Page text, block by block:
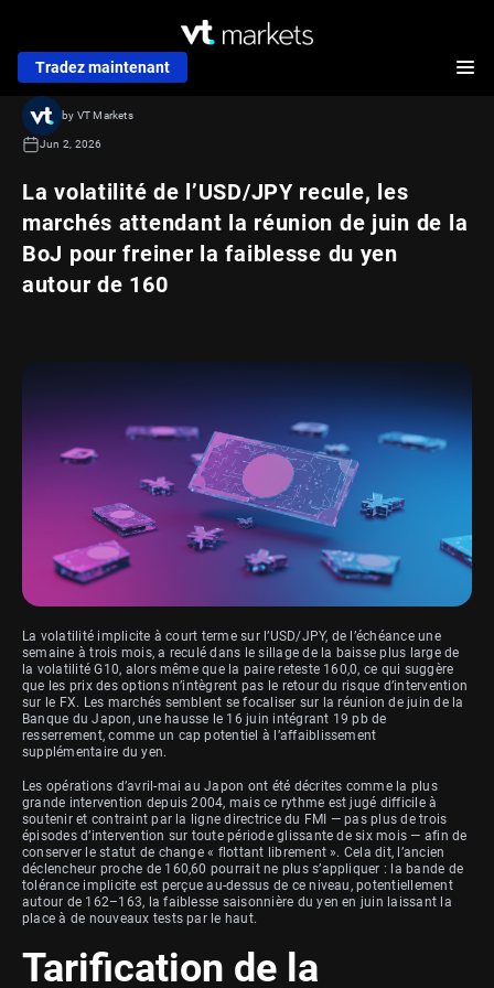
Tradez maintenant
La volatilité de l’USD/JPY recule, les
marchés attendant la réunion de juin de la
BoJ pour freiner la faiblesse du yen
autour de 160
by VT Markets
Jun 2, 2026
La volatilité implicite à court terme sur l’USD/JPY, de l’échéance une
semaine à trois mois, a reculé dans le sillage de la baisse plus large de
la volatilité G10, alors même que la paire reteste 160,0, ce qui suggère
que les prix des options n’intègrent pas le retour du risque d’intervention
sur le FX. Les marchés semblent se focaliser sur la réunion de juin de la
Banque du Japon, une hausse le 16 juin intégrant 19 pb de
resserrement, comme un cap potentiel à l’affaiblissement
supplémentaire du yen.
Les opérations d’avril-mai au Japon ont été décrites comme la plus
grande intervention depuis 2004, mais ce rythme est jugé difficile à
soutenir et contraint par la ligne directrice du FMI — pas plus de trois
épisodes d’intervention sur toute période glissante de six mois — afin de
conserver le statut de change « flottant librement ». Cela dit, l’ancien
déclencheur proche de 160,60 pourrait ne plus s’appliquer : la bande de
tolérance implicite est perçue au-dessus de ce niveau, potentiellement
autour de 162–163, la faiblesse saisonnière du yen en juin laissant la
place à de nouveaux tests par le haut.
Tarification de la